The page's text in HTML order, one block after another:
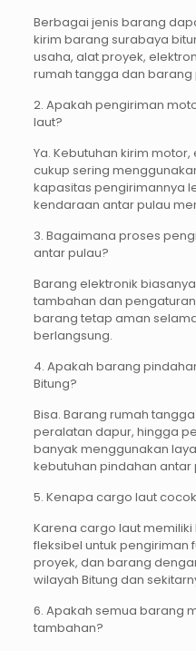
Berbagai jenis barang
kirim barang surabaya
usaha, alat proyek,
rumah tangga dan barang
2. Apakah pengiriman
laut?
Ya. Kebutuhan kirim
cukup sering
kapasitas pengirimannya
kendaraan antar pulau
3. Bagaimana proses
antar pulau?
Barang elektronik
tambahan dan
barang tetap aman
berlangsung.
4. Apakah barang
Bitung?
Bisa. Barang rumah
peralatan dapur, hingga
banyak menggunakan
kebutuhan pindahan antar
5. Kenapa cargo laut
Karena cargo laut
fleksibel untuk pengiriman
proyek, dan barang
wilayah Bitung dan
6. Apakah semua barang
tambahan?